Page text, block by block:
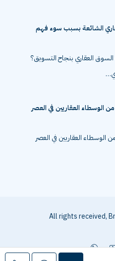
الشائعة بسبب سوء فهم
العقاري بنجاح التسويق؟
يفشل 90% من الوسطاء العقاريين في العصر
يفشل 90% من الوسطاء العقاريين في العصر